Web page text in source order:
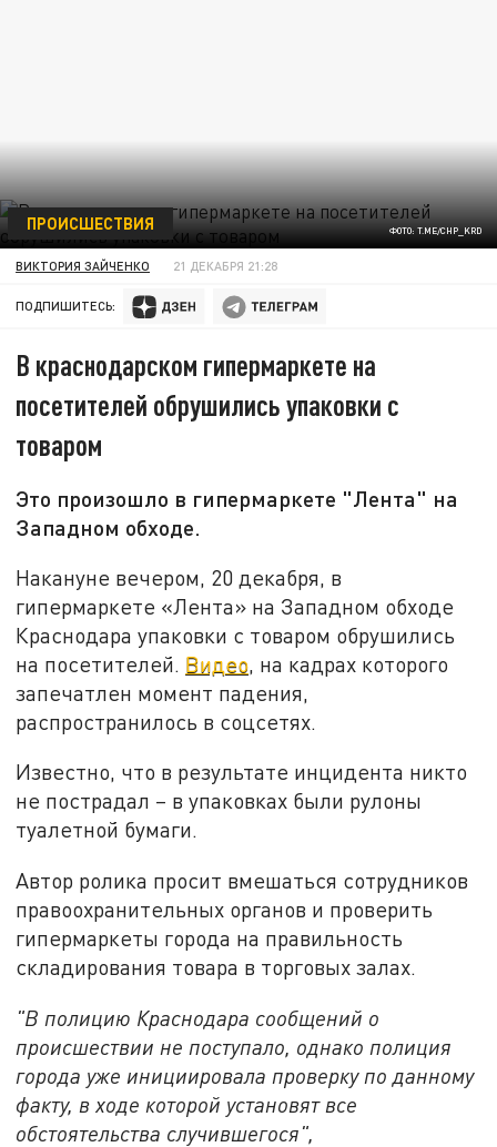
ФОТО: T.ME/CHP_KRD
ПРОИСШЕСТВИЯ
ВИКТОРИЯ ЗАЙЧЕНКО 21 ДЕКАБРЯ 21:28
ПОДПИШИТЕСЬ:
В краснодарском гипермаркете на
посетителей обрушились упаковки с
товаром
Это произошло в гипермаркете "Лента" на
Западном обходе.
Накануне вечером, 20 декабря, в
гипермаркете «Лента» на Западном обходе
Краснодара упаковки с товаром обрушились
на посетителей. Видео, на кадрах которого
запечатлен момент падения,
распространилось в соцсетях.
Известно, что в результате инцидента никто
не пострадал – в упаковках были рулоны
туалетной бумаги.
Автор ролика просит вмешаться сотрудников
правоохранительных органов и проверить
гипермаркеты города на правильность
складирования товара в торговых залах.
"В полицию Краснодара сообщений о
происшествии не поступало, однако полиция
города уже инициировала проверку по данному
факту, в ходе которой установят все
обстоятельства случившегося",